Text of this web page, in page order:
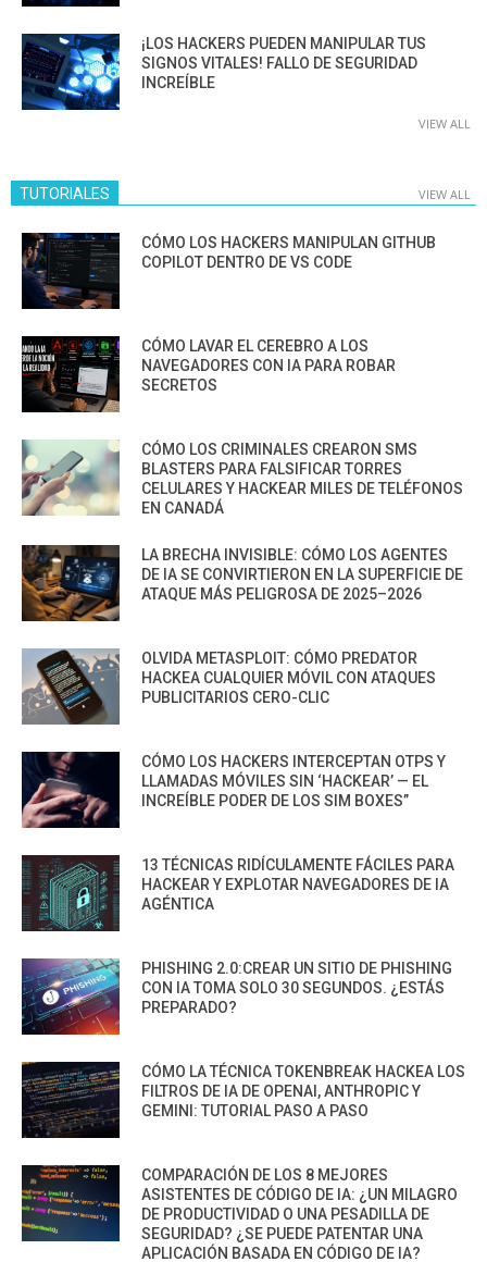
¡LOS HACKERS PUEDEN MANIPULAR TUS
SIGNOS VITALES! FALLO DE SEGURIDAD
INCREÍBLE
VIEW ALL
TUTORIALES VIEW ALL
CÓMO LOS HACKERS MANIPULAN GITHUB
COPILOT DENTRO DE VS CODE
CÓMO LAVAR EL CEREBRO A LOS
NAVEGADORES CON IA PARA ROBAR
SECRETOS
CÓMO LOS CRIMINALES CREARON SMS
BLASTERS PARA FALSIFICAR TORRES
CELULARES Y HACKEAR MILES DE TELÉFONOS
EN CANADÁ
LA BRECHA INVISIBLE: CÓMO LOS AGENTES
DE IA SE CONVIRTIERON EN LA SUPERFICIE DE
ATAQUE MÁS PELIGROSA DE 2025–2026
OLVIDA METASPLOIT: CÓMO PREDATOR
HACKEA CUALQUIER MÓVIL CON ATAQUES
PUBLICITARIOS CERO-CLIC
CÓMO LOS HACKERS INTERCEPTAN OTPS Y
LLAMADAS MÓVILES SIN ‘HACKEAR’ — EL
INCREÍBLE PODER DE LOS SIM BOXES”
13 TÉCNICAS RIDÍCULAMENTE FÁCILES PARA
HACKEAR Y EXPLOTAR NAVEGADORES DE IA
AGÉNTICA
PHISHING 2.0:CREAR UN SITIO DE PHISHING
CON IA TOMA SOLO 30 SEGUNDOS. ¿ESTÁS
PREPARADO?
CÓMO LA TÉCNICA TOKENBREAK HACKEA LOS
FILTROS DE IA DE OPENAI, ANTHROPIC Y
GEMINI: TUTORIAL PASO A PASO
COMPARACIÓN DE LOS 8 MEJORES
ASISTENTES DE CÓDIGO DE IA: ¿UN MILAGRO
DE PRODUCTIVIDAD O UNA PESADILLA DE
SEGURIDAD? ¿SE PUEDE PATENTAR UNA
APLICACIÓN BASADA EN CÓDIGO DE IA?